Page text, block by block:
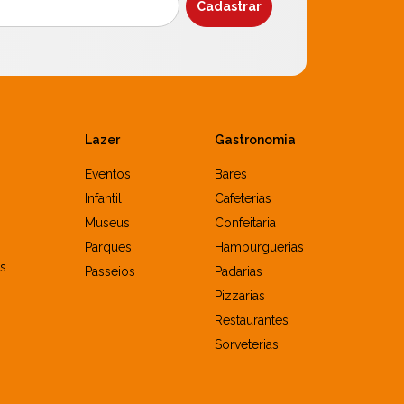
Lazer
Eventos
Infantil
Museus
Parques
Passeios
Gastronomia
Bares
Cafeterias
Confeitaria
Hamburguerias
Padarias
Pizzarias
Restaurantes
Sorveterias